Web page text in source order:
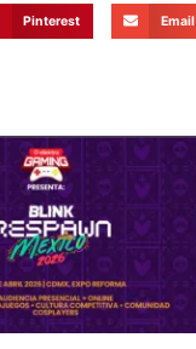
Pinterest Email